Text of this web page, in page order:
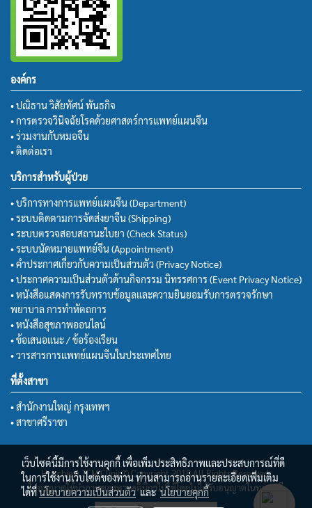
องค์กร
• ปณิธาน วิสัยทัศน์ พันธกิจ
• การตรวจวินิจฉัยโรคด้วยศาสตร์การแพทย์แผนจีน
• ร่วมงานกับหมอจีน
• ติดต่อเรา
บริการสำหรับผู้ป่วย
• บริการทางการแพทย์แผนจีน (Department)
• ระบบติดตามการจัดส่งยาจีน (Shipping)
• ระบบตรวจสอบสถานะใบยา (Check Status)
• ระบบนัดหมายแพทย์จีน (Appointment)
• คำประกาศเกี่ยวกับความเป็นส่วนตัว (Privacy Notice)
• ประกาศความเป็นส่วนตัวด้านกิจกรรม นิทรรศการ (Event Privacy Notice)
• หนังสือแสดงการรับทราบข้อมูลและความยินยอมรับการตรวจรักษา
พยาบาล การทำหัตถการ
• หนังสือสุขภาพออนไลน์
• ข้อเสนอแนะ / ข้อร้องเรียน
• วารสารการแพทย์แผนจีนในประเทศไทย
ที่ตั้งสาขา
• สำนักงานใหญ่ กรุงเทพฯ
• สาขาศรีราชา
Huachiew TCM Clinic© Copyright 2018 All Rights Reserved.
ไม่อนุญาตให้นำภาพของทางคลินิกฯไปใช้โดยไม่ได้รับอนุญาตในทุกกรณี
เว็บไซต์นี้มีการใช้งานคุกกี้ เพื่อเพิ่มประสิทธิภาพและประสบการณ์ที่ดี
ในการใช้งานเว็บไซต์ของท่าน ท่านสามารถอ่านรายละเอียดเพิ่มเติม
ได้ที่นโยบายความเป็นส่วนตัวและนโยบายคุกกี้